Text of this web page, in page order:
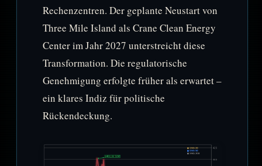
Rechenzentren. Der geplante Neustart von
Three Mile Island als Crane Clean Energy
Center im Jahr 2027 unterstreicht diese
Transformation. Die regulatorische
Genehmigung erfolgte früher als erwartet –
ein klares Indiz für politische
Rückendeckung.